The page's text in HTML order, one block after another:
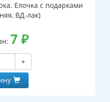
Елочка с подарками
ВД-лак)
7 ₽
+